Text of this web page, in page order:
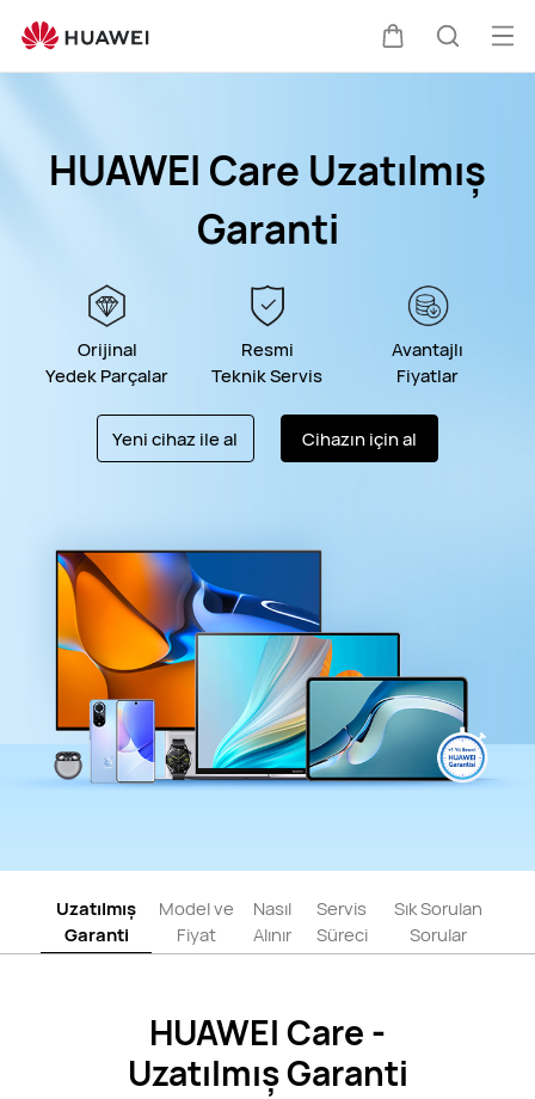
Destek
SepetiAraştır
HUAWEI Care Uzatılmış
Garanti
Orijinal
Yedek Parçalar
Resmi
Teknik Servis
Avantajlı
Fiyatlar
Yeni cihaz ile al Cihazın için al
Uzatılmış
Garanti
Model ve
Fiyat
Nasıl
Alınır
Servis
Süreci
Sık Sorulan
Sorular
HUAWEI Care -
Uzatılmış Garanti